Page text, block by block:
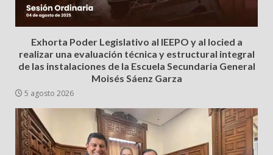
Exhorta Poder Legislativo al IEEPO y al Iocied a
realizar una evaluación técnica y estructural integral
de las instalaciones de la Escuela Secundaria General
Moisés Sáenz Garza
5 agosto 2026